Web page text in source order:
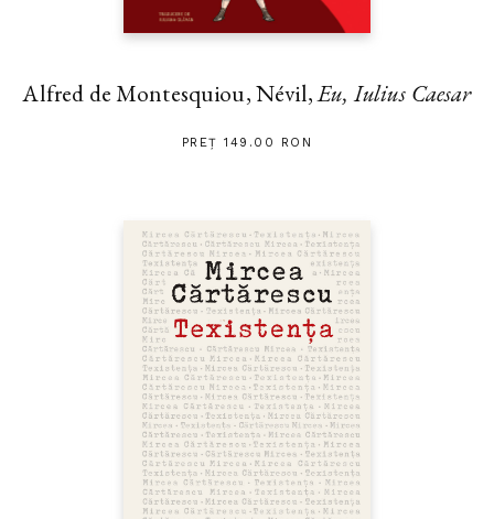
Alfred de Montesquiou, Névil,Eu, Iulius Caesar
PREȚ 149.00 RON